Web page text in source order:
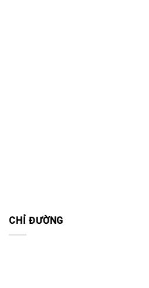
CHỈ ĐƯỜNG